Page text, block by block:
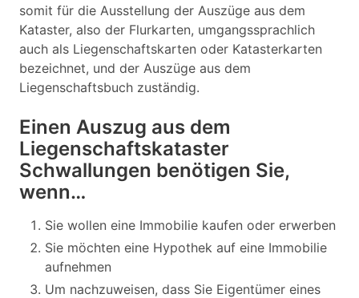
somit für die Ausstellung der Auszüge aus dem
Kataster, also der Flurkarten, umgangssprachlich
auch als Liegenschaftskarten oder Katasterkarten
bezeichnet, und der Auszüge aus dem
Liegenschaftsbuch zuständig.
Einen Auszug aus dem
Liegenschaftskataster
Schwallungen benötigen Sie,
wenn…
Sie wollen eine Immobilie kaufen oder erwerben
Sie möchten eine Hypothek auf eine Immobilie
aufnehmen
Um nachzuweisen, dass Sie Eigentümer eines